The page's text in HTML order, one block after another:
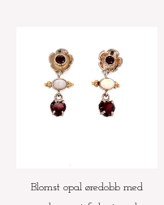
Blomst opal øredobb med